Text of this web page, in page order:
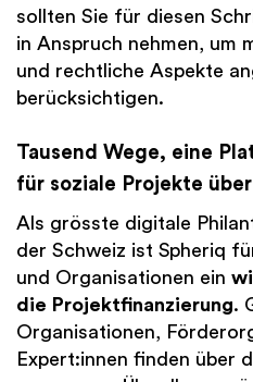
sollten Sie für diesen
in Anspruch nehmen, um
und rechtliche Aspekte
berücksichtigen.
Tausend Wege, eine
für soziale Projekte
Als grösste digitale
der Schweiz ist Spheriq
und Organisationen ein
die Projektfinanzierung.
Organisationen,
Expert:innen finden über